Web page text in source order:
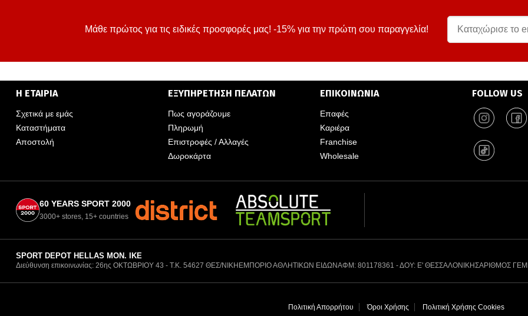
Μάθε πρώτος για τις ειδικές προσφορές μας! -15% για την πρώτη σου παραγγελία!
Η ΕΤΑΙΡΙΑ
Σχετικά με εμάς
Καταστήματα
Αποστολή
ΕΞΥΠΗΡΕΤΗΣΗ ΠΕΛΑΤΩΝ
Πως αγοράζουμε
Πληρωμή
Επιστροφές / Αλλαγές
Δωροκάρτα
ΕΠΙΚΟΙΝΩΝΙΑ
Επαφές
Καριέρα
Franchise
Wholesale
FOLLOW US
60 YEARS SPORT 2000
3000+ stores, 15+ countries
SPORT DEPOT HELLAS ΜΟΝ. ΙΚΕ
Διεύθυνση επικοινωνίας: 26ης ΟΚΤΩΒΡΙΟΥ 43 - Τ.Κ. 54627 ΘΕΣ/ΝΙΚΗΕΜΠΟΡΙΟ ΑΘΛΗΤΙΚΩΝ ΕΙΔΩΝΑΦΜ: 801178361 - ΔΟΥ: Ε' ΘΕΣΣΑΛΟΝΙΚΗΣΑΡΙΘΜΟΣ
Πολιτική Απορρήτου Όροι Χρήσης Πολιτική Χρήσης Cookies